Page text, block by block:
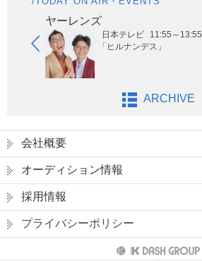
ヤーレンズ
日本テレビ
11:55～13:55
「ヒルナンデス」
ARCHIVE
会社概要
オーディション情報
採用情報
プライバシーポリシー